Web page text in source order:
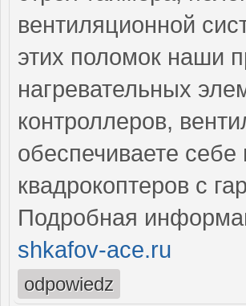
вентиляционной
этих поломок наши
нагревательных
контроллеров,
обеспечиваете
квадрокоптеров с
Подробная
shkafov-ace.ru
odpowiedz